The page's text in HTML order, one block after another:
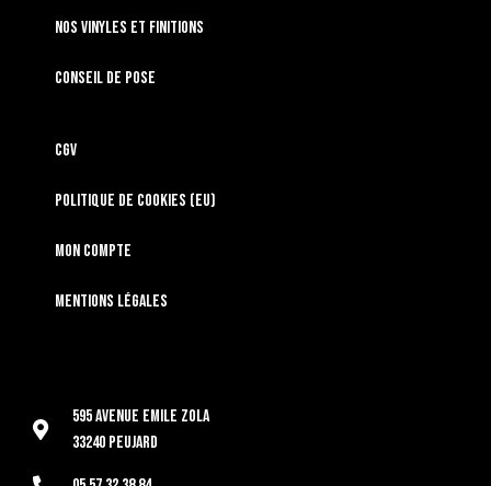
Nos vinyles et finitions
Conseil de pose
CGV
Politique de cookies (EU)
Mon compte
Mentions légales
595 Avenue Emile Zola
33240 Peujard